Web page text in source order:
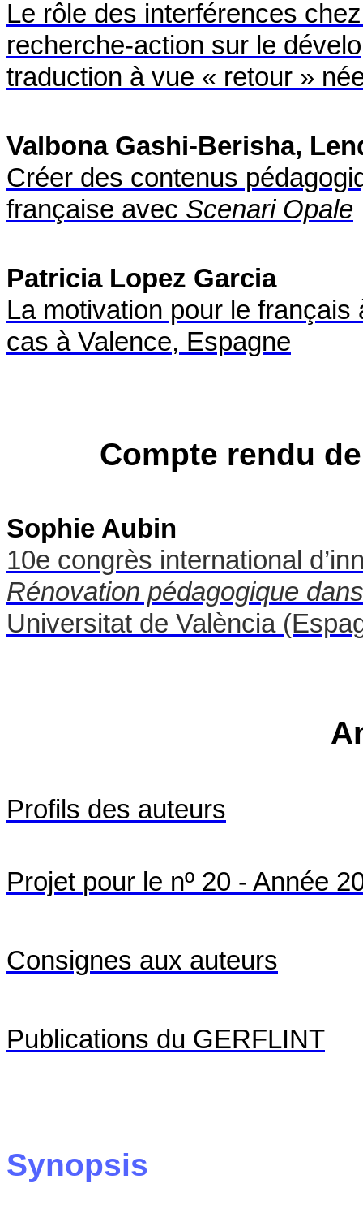
Le rôle des interférences
recherche-action sur le
traduction à vue « retour »
Valbona Gashi-Berisha,
Créer des contenus
française avec Scenari Opale
Patricia Lopez Garcia
La motivation pour le français
cas à Valence, Espagne
Compte rendu
Sophie Aubin
10e congrès international
Rénovation pédagogique
Universitat de València
Profils des auteurs
Projet pour le nº 20 - Année
Consignes aux auteurs
Publications du GERFLINT
Synopsis